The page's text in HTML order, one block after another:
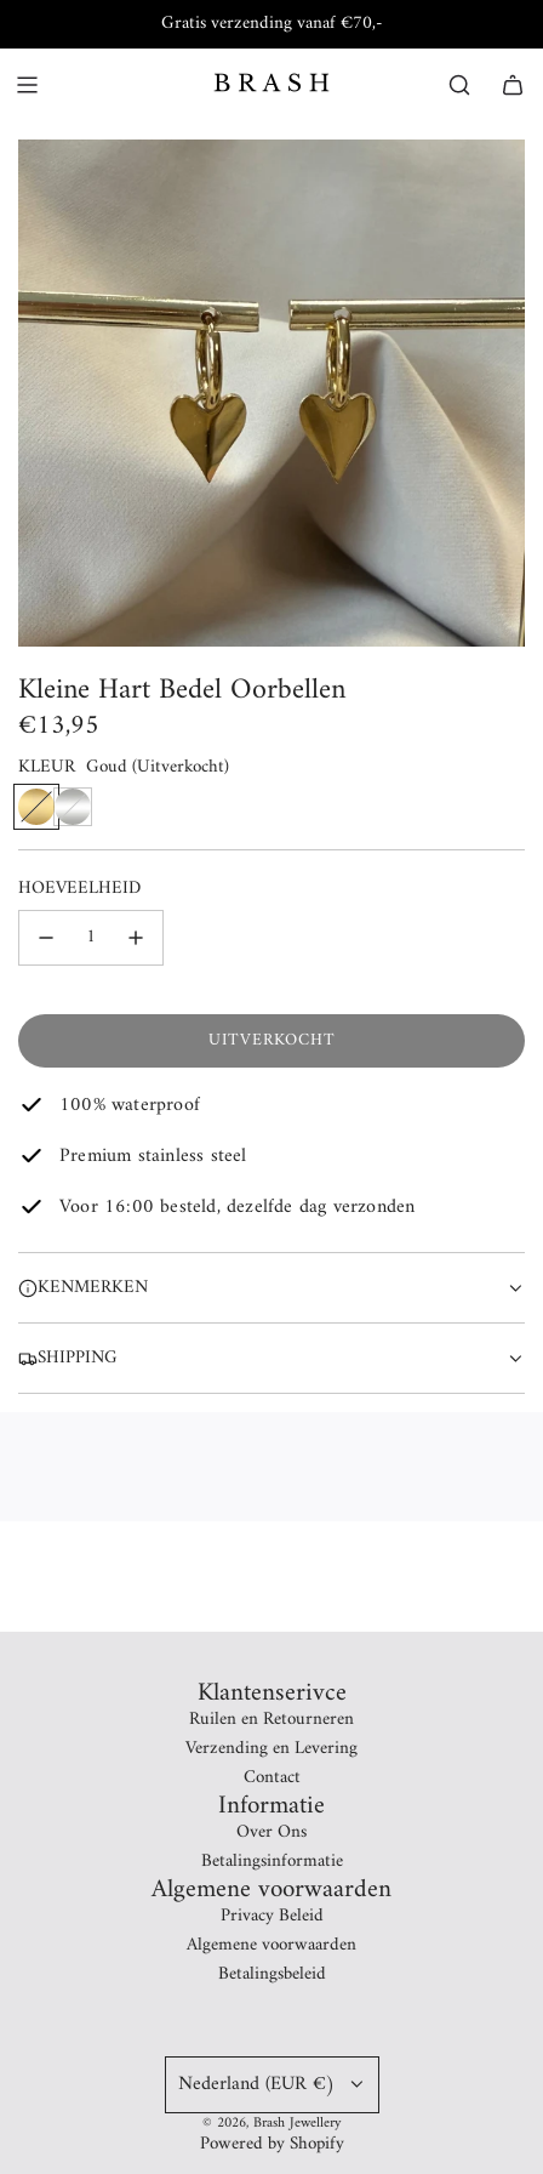
Gratis verzending vanaf €70,-
Kleine Hart Bedel Oorbellen
Normale
prijs
€13,95
KLEUR Goud(Uitverkocht)
G
o
u
d
Z
i
l
v
e
HOEVEELHEID
UITVERKOCHT
L
.
100% waterproof
Premium stainless steel
Voor 16:00 besteld, dezelfde dag verzonden
KENMERKEN
SHIPPING
Klantenserivce
Ruilen en Retourneren
Verzending en Levering
Contact
Informatie
Over Ons
Betalingsinformatie
Algemene voorwaarden
Privacy Beleid
Algemene voorwaarden
Betalingsbeleid
Nederland (EUR €)
© 2026, Brash Jewellery
Powered by Shopify